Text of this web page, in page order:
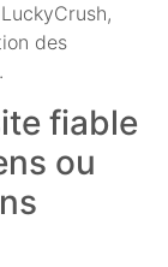
des
fiable
ou